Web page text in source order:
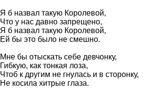
Я б назвал такую Королевой,
Что у нас давно запрещено,
Я б назвал такую Королевой,
Ей бы это было не смешно.
Мне бы отыскать себе девчонку,
Гибкую, как тонкая лоза,
Чтоб к другим не гнулась и в сторонку,
Не косила хитрые глаза.